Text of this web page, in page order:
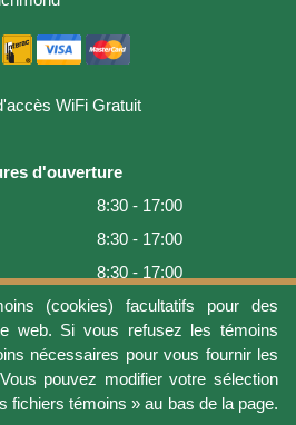
(cookies) facultatifs pour des
web. Si vous refusez les témoins
nécessaires pour vous fournir les
pouvez modifier votre sélection
fichiers témoins » au bas de la page.
WiFi Gratuit
d'ouverture
8:30 - 17:00
8:30 - 17:00
8:30 - 17:00
8:30 - 17:00
8:30 - 17:00
9:00 - 16:00
Fermé